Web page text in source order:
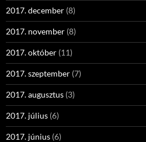
2017. december (8)
2017. november (8)
2017. október (11)
2017. szeptember (7)
2017. augusztus (3)
2017. július (6)
2017. június (6)